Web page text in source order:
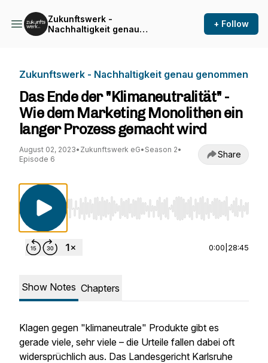
Zukunftswerk -
Nachhaltigkeit genau
+ Follow
Zukunftswerk - Nachhaltigkeit genau genommen
Das Ende der "Klimaneutralität" -
Wie dem Marketing Monolithen ein
langer Prozess gemacht wird
August 02, 2023• Zukunftswerk eG• Season 2•
Episode 6
Share
Use Left/Right to seek, Home/End to jump
0:00 28:45
Show Notes Chapters
Klagen gegen "klimaneutrale" Produkte gibt es
gerade viele, sehr viele – die Urteile fallen dabei oft
widersprüchlich aus. Das Landesgericht Karlsruhe